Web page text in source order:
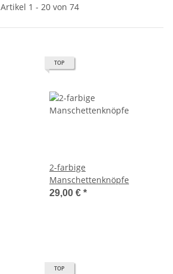
Artikel 1 - 20 von 74
TOP
2-farbige
Manschettenknöpfe
29,00 € *
TOP